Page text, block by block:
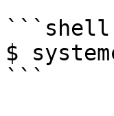
```shell
$
```